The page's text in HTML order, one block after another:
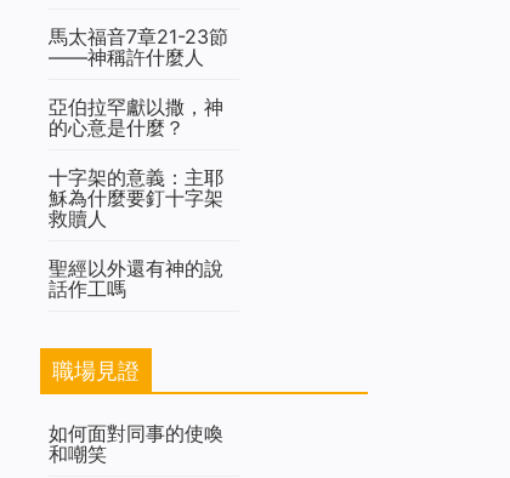
馬太福音7章21-23節
——神稱許什麼人
亞伯拉罕獻以撒，神
的心意是什麼？
十字架的意義：主耶
穌為什麼要釘十字架
救贖人
聖經以外還有神的說
話作工嗎
職場見證
如何面對同事的使喚
和嘲笑